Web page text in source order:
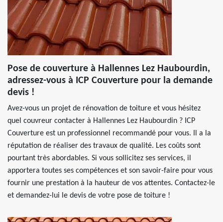
Pose de couverture à Hallennes Lez Haubourdin,
adressez-vous à ICP Couverture pour la demande
devis !
Avez-vous un projet de rénovation de toiture et vous hésitez
quel couvreur contacter à Hallennes Lez Haubourdin ? ICP
Couverture est un professionnel recommandé pour vous. Il a la
réputation de réaliser des travaux de qualité. Les coûts sont
pourtant très abordables. Si vous sollicitez ses services, il
apportera toutes ses compétences et son savoir-faire pour vous
fournir une prestation à la hauteur de vos attentes. Contactez-le
et demandez-lui le devis de votre pose de toiture !